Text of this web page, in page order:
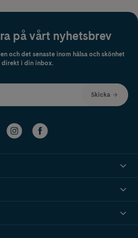
på vårt nyhetsbrev
och det senaste inom hälsa och skönhet
direkt i din inbox.
Skicka